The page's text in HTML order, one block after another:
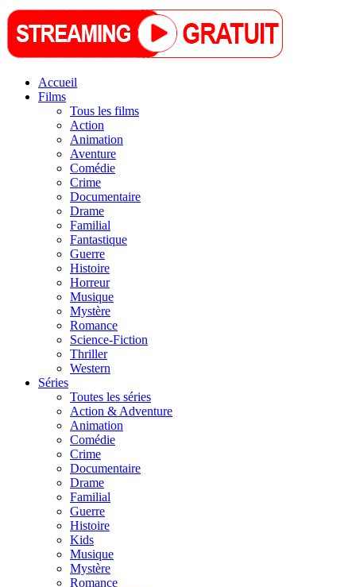
Accueil
Films
Tous les films
Action
Animation
Aventure
Comédie
Crime
Documentaire
Drame
Familial
Fantastique
Guerre
Histoire
Horreur
Musique
Mystère
Romance
Science-Fiction
Thriller
Western
Séries
Toutes les séries
Action & Adventure
Animation
Comédie
Crime
Documentaire
Drame
Familial
Guerre
Histoire
Kids
Musique
Mystère
Romance